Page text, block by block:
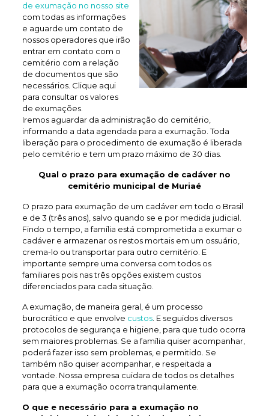
de exumação no nosso site
com todas as informações
e aguarde um contato de
nossos operadores que irão
entrar em contato com o
cemitério com a relação
de documentos que são
necessários. Clique aqui
para consultar os valores
de exumações.
Iremos aguardar da administração do cemitério,
informando a data agendada para a exumação. Toda
liberação para o procedimento de exumação é liberada
pelo cemitério e tem um prazo máximo de 30 dias.
Qual o prazo para exumação de cadáver no
cemitério municipal de Muriaé
O prazo para exumação de um cadáver em todo o Brasil
e de 3 (três anos), salvo quando se e por medida judicial.
Findo o tempo, a família está comprometida a exumar o
cadáver e armazenar os restos mortais em um ossuário,
crema-lo ou transportar para outro cemitério. E
importante sempre uma conversa com todos os
familiares pois nas três opções existem custos
diferenciados para cada situação.
A exumação, de maneira geral, é um processo
burocrático e que envolve custos. E seguidos diversos
protocolos de segurança e higiene, para que tudo ocorra
sem maiores problemas. Se a família quiser acompanhar,
poderá fazer isso sem problemas, e permitido. Se
também não quiser acompanhar, e respeitada a
vontade. Nossa empresa cuidara de todos os detalhes
para que a exumação ocorra tranquilamente.
O que e necessário para a exumação no